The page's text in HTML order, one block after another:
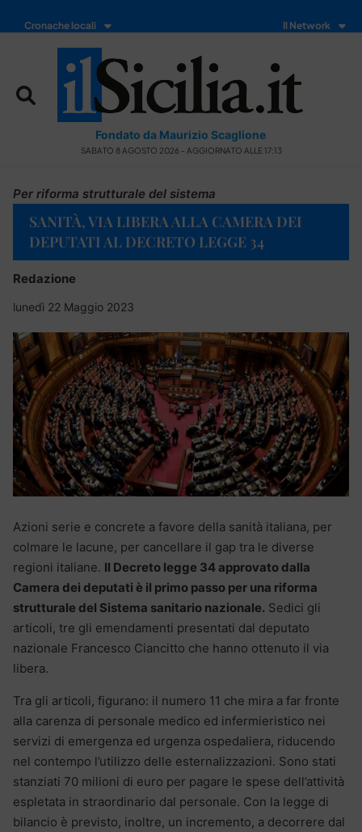
Cronache locali Il Network
Fondato da Maurizio Scaglione
SABATO 8 AGOSTO 2026 - AGGIORNATO ALLE 17:13
Per riforma strutturale del sistema
SANITÀ, VIA LIBERA ALLA CAMERA DEI
DEPUTATI AL DECRETO LEGGE 34
Redazione
lunedì 22 Maggio 2023
Azioni serie e concrete a favore della sanità italiana, per
colmare le lacune, per cancellare il gap tra le diverse
regioni italiane. Il Decreto legge 34 approvato dalla
Camera dei deputati è il primo passo per una riforma
strutturale del Sistema sanitario nazionale. Sedici gli
articoli, tre gli emendamenti presentati dal deputato
nazionale Francesco Ciancitto che hanno ottenuto il via
libera.
Tra gli articoli, figurano: il numero 11 che mira a far fronte
alla carenza di personale medico ed infermieristico nei
servizi di emergenza ed urgenza ospedaliera, riducendo
nel contempo l’utilizzo delle esternalizzazioni. Sono stati
stanziati 70 milioni di euro per pagare le spese dell’attività
espletata in straordinario dal personale. Con la legge di
bilancio è previsto, inoltre, un incremento, a decorrere dal